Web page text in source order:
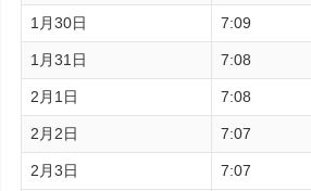
1月30日 7:09
1月31日 7:08
2月1日 7:08
2月2日 7:07
2月3日 7:07